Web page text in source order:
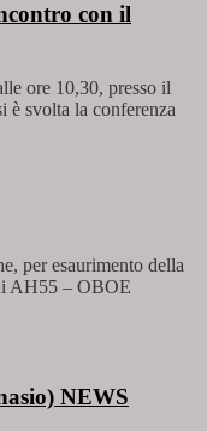
con il
ore 10,30, presso il
svolta la conferenza
per esaurimento della
AH55 – OBOE
NEWS